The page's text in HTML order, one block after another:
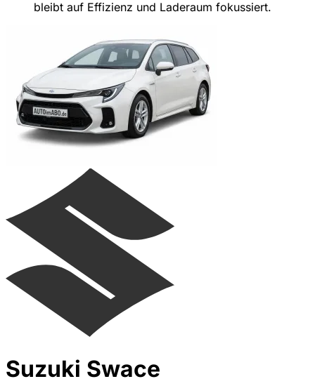
bleibt auf Effizienz und Laderaum fokussiert.
Suzuki Swace